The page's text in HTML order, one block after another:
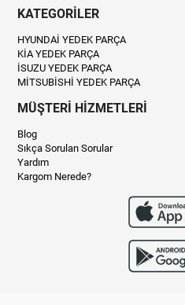
KATEGORİLER
HYUNDAİ YEDEK PARÇA
KİA YEDEK PARÇA
İSUZU YEDEK PARÇA
MİTSUBİSHİ YEDEK PARÇA
MÜŞTERİ HİZMETLERİ
Blog
Sıkça Sorulan Sorular
Yardım
Kargom Nerede?